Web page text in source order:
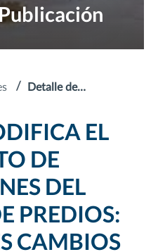
Detalle de
EL
DE
DEL
PREDIOS:
CAMBIOS